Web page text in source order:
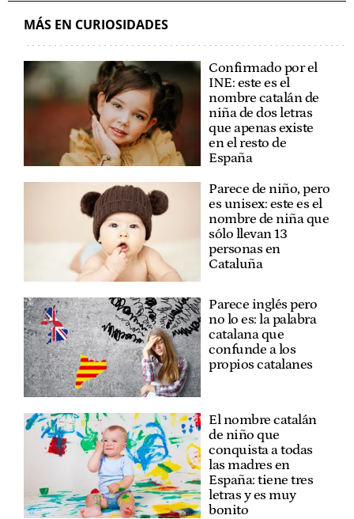
MÁS EN CURIOSIDADES
Confirmado por el
INE: este es el
nombre catalán de
niña de dos letras
que apenas existe
en el resto de
España
Parece de niño, pero
es unisex: este es el
nombre de niña que
sólo llevan 13
personas en
Cataluña
Parece inglés pero
no lo es: la palabra
catalana que
confunde a los
propios catalanes
El nombre catalán
de niño que
conquista a todas
las madres en
España: tiene tres
letras y es muy
bonito